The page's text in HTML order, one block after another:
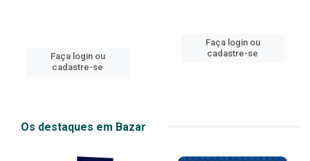
Faça login ou
cadastre-se
Faça login ou
cadastre-se
Os destaques em Bazar